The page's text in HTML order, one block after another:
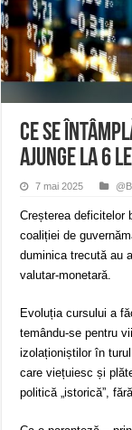
ANUNȚ OPRIRE APĂ
ANUNŢ OPRIRE APĂ
Ce se
ajunge la 6
7 mai 2025
Creșterea deficitelor
coaliției de
duminica trecută au
valutar-monetară.
Evoluția cursului a
temându-se pentru
izolaționiștilor în
care viețuiesc și
politică „istorică”,